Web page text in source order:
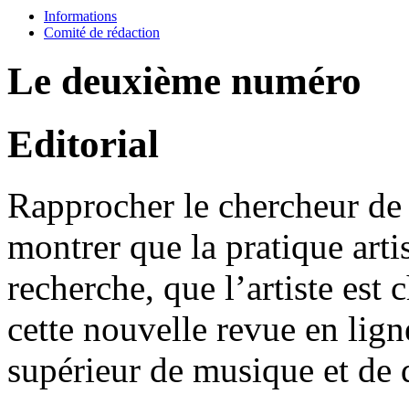
Informations
Comité de rédaction
Le deuxième numéro
Editorial
Rapprocher le chercheur
montrer que la pratique
recherche, que l’artiste est
cette nouvelle revue en
supérieur de musique et de